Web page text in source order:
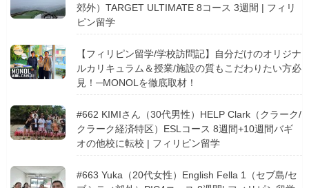
郊外）TARGET ULTIMATE 8コース 3週間 | フィリ
ピン留学
【フィリピン留学/学校訪問記】自分だけのオリジナ
ルカリキュラム＆授業/施設の質もこだわりたい方必
見！─MONOLを徹底取材！
#662 KIMIさん（30代男性）HELP Clark（クラーク/
クラーク経済特区）ESLコース 8週間+10週間バギ
オの他校に転校 | フィリピン留学
#663 Yuka（20代女性）English Fella 1（セブ島/セ